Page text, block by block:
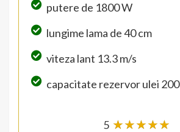
putere de 1800 W
lungime lama de 40 cm
viteza lant 13.3 m/s
capacitate rezervor ulei 200
5 ☆☆☆☆☆
★★★★★